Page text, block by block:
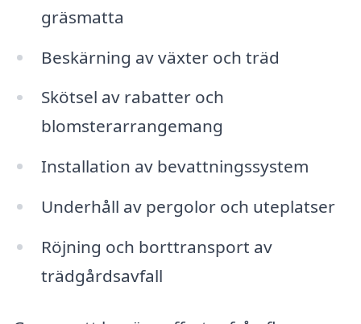
gräsmatta
Beskärning av växter och träd
Skötsel av rabatter och
blomsterarrangemang
Installation av bevattningssystem
Underhåll av pergolor och uteplatser
Röjning och borttransport av
trädgårdsavfall